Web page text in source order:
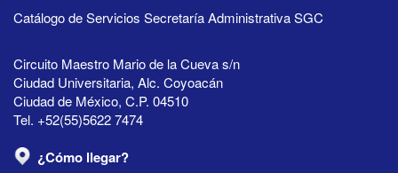
Catálogo de Servicios Secretaría Administrativa SGC
Circuito Maestro Mario de la Cueva s/n
Ciudad Universitaria, Alc. Coyoacán
Ciudad de México, C.P. 04510
Tel. +52(55)5622 7474
¿Cómo llegar?